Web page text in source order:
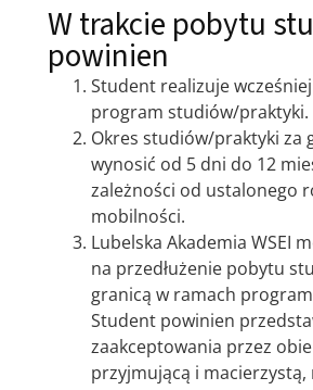
W trakcie pobytu
powinien
Student realizuje
program studiów/praktyki.
Okres studiów/praktyki za
wynosić od 5 dni do 12
zależności od ustalonego
mobilności.
Lubelska Akademia WSEI
na przedłużenie pobytu
granicą w ramach
Student powinien
zaakceptowania przez
przyjmującą i macierzystą,